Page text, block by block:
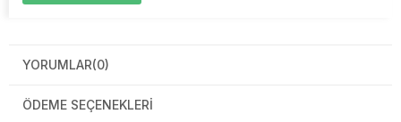
YORUMLAR(0)
ÖDEME SEÇENEKLERI